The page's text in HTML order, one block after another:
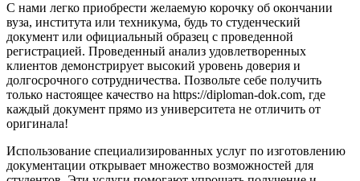
С нами легко приобрести желаемую корочку об окончании
вуза, института или техникума, будь то студенческий
документ или официальный образец с проведенной
регистрацией. Проведенный анализ удовлетворенных
клиентов демонстрирует высокий уровень доверия и
долгосрочного сотрудничества. Позвольте себе получить
только настоящее качество на https://diploman-dok.com, где
каждый документ прямо из университета не отличить от
оригинала!
Использование специализированных услуг по изготовлению
документации открывает множество возможностей для